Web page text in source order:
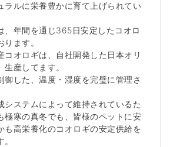
ラルに栄養豊かに育て上げられてい
、年間を通じ365日安定したコオロ
ます。
コオロギは、自社開発した日本オリ
産してます。
御した、温度・湿度を完璧に管理さ
システムによって維持されているた
極寒の真冬でも、皆様のペットに安
も高栄養化のコオロギの安定供給を